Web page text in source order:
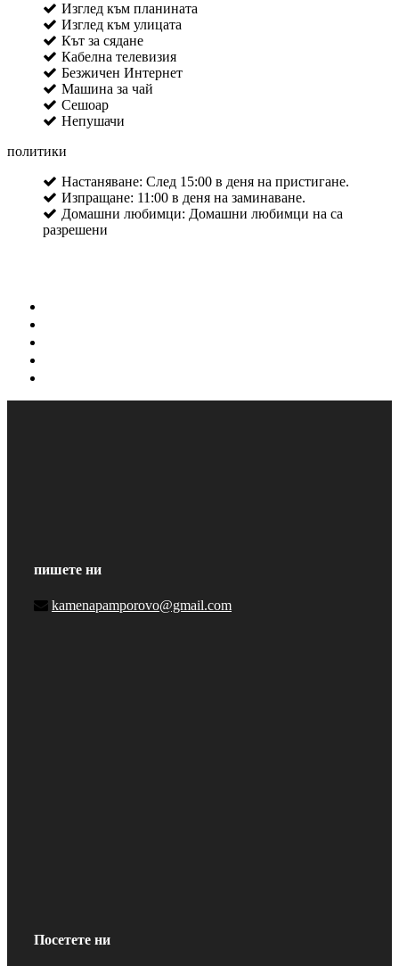
Изглед към планината
Изглед към улицата
Кът за сядане
Кабелна телевизия
Безжичен Интернет
Машина за чай
Сешоар
Непушачи
политики
Настаняване: След 15:00 в деня на пристигане.
Изпращане: 11:00 в деня на заминаване.
Домашни любимци: Домашни любимци на са
разрешени
пишете ни
kamenapamporovo@gmail.com
Посетете ни